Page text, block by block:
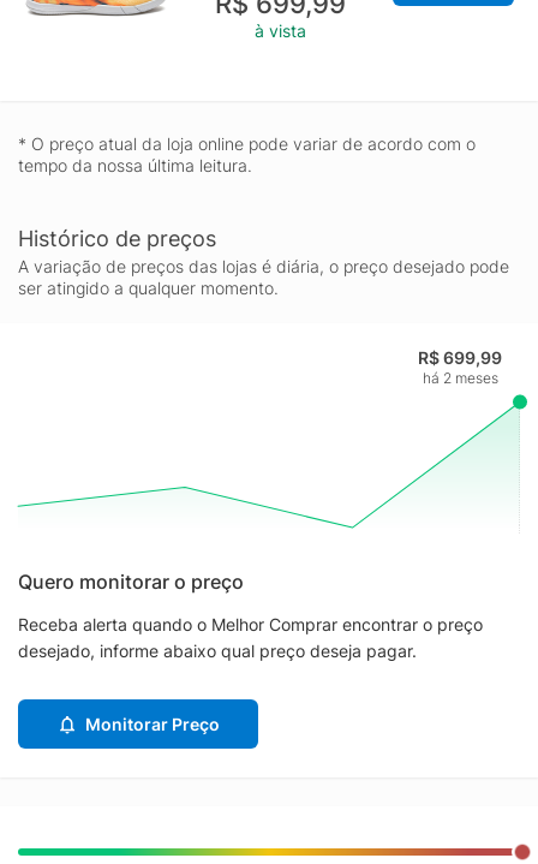
à vista
* O preço atual da loja online pode variar de acordo com o
tempo da nossa última leitura.
Histórico de preços
A variação de preços das lojas é diária, o preço desejado pode
ser atingido a qualquer momento.
R$ 699,99
há 2 meses
Quero monitorar o preço
Receba alerta quando o Melhor Comprar encontrar o preço
desejado, informe abaixo qual preço deseja pagar.
Monitorar Preço